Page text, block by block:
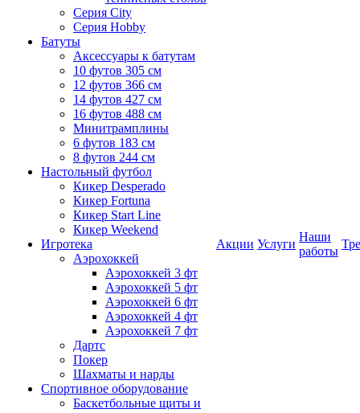
Серия City
Серия Hobby
Батуты
Аксессуары к батутам
10 футов 305 см
12 футов 366 см
14 футов 427 см
16 футов 488 см
Минитрамплины
6 футов 183 см
8 футов 244 см
Настольный футбол
Кикер Desperado
Кикер Fortuna
Кикер Start Line
Кикер Weekend
Игротека
Аэрохоккей
Аэрохоккей 3 фт
Аэрохоккей 5 фт
Аэрохоккей 6 фт
Аэрохоккей 4 фт
Аэрохоккей 7 фт
Дартс
Покер
Шахматы и нарды
Спортивное оборудование
Баскетбольные щиты и
Акции Услуги
Наши
работы